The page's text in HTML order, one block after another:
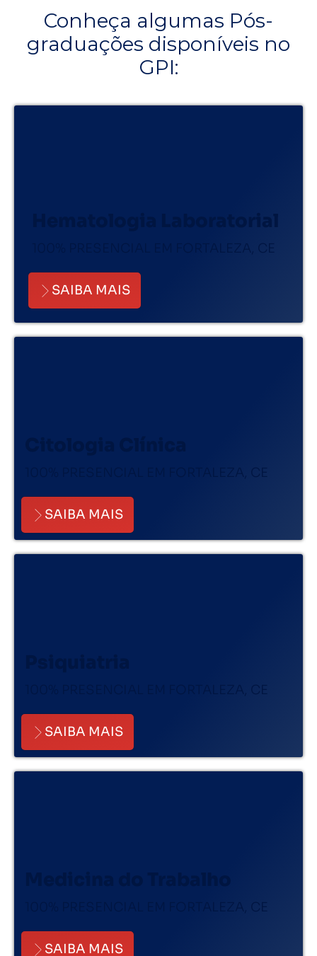
Conheça algumas Pós-
graduações disponíveis no
GPI:
Hematologia Laboratorial
100% PRESENCIAL EM FORTALEZA, CE
SAIBA MAIS
100% PRESENCIAL EM FORTALEZA, CE
SAIBA MAIS
100% PRESENCIAL EM FORTALEZA, CE
SAIBA MAIS
100% PRESENCIAL EM FORTALEZA, CE
SAIBA MAIS